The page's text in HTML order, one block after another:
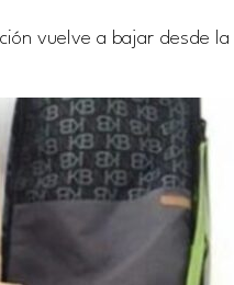
vuelve a bajar desde